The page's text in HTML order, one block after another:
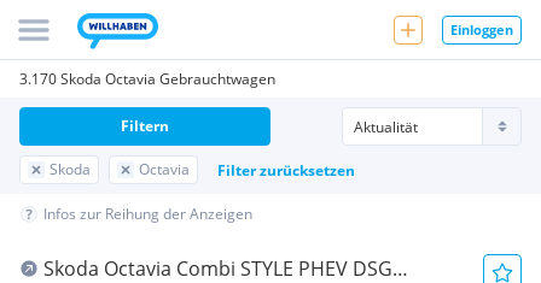
Einloggen
3.170 Skoda Octavia Gebrauchtwagen
Skoda Octavia Filter zurücksetzen
Filtern
Infos zur Reihung der Anzeigen
Skoda Octavia Combi STYLE PHEV DSG